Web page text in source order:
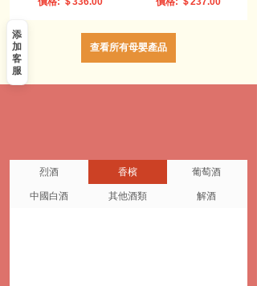
添
加
客
服
查看所有母嬰產品
烈酒 香檳 葡萄酒
中國白酒 其他酒類 解酒